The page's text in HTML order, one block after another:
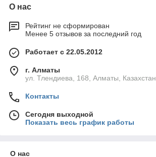
О нас
Рейтинг не сформирован
Менее 5 отзывов за последний год
Работает с 22.05.2012
г. Алматы
ул. Тлендиева, 168, Алматы, Казахстан
Контакты
Сегодня выходной
Показать весь график работы
О нас